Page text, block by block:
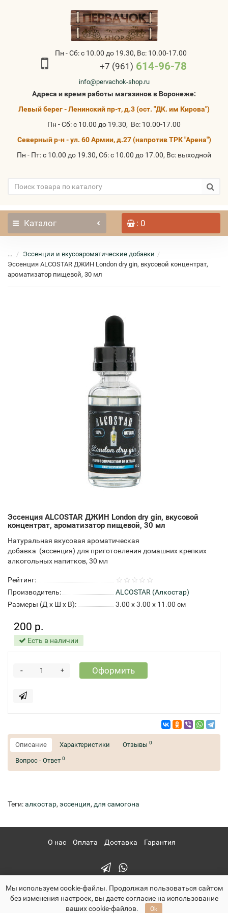
Пн - Сб: с 10.00 до 19.30, Вс: 10.00-17.00
+7 (961) 614-96-78
info@pervachok-shop.ru
Адреса и время работы магазинов в Воронеже:
Левый берег - Ленинский пр-т, д.3 (ост. "ДК. им Кирова")
Пн - Сб: с 10.00 до 19.30, Вс: 10.00-17.00
Северный р-н - ул. 60 Армии, д.27 (напротив ТРК "Арена")
Пн - Пт: с 10.00 до 19.30, Сб: с 10.00 до 17.00, Вс: выходной
Каталог : 0
...
Эссенции и вкусоароматические добавки
Эссенция ALCOSTAR ДЖИН London dry gin, вкусовой концентрат,
ароматизатор пищевой, 30 мл
Эссенция ALCOSTAR ДЖИН London dry gin, вкусовой
концентрат, ароматизатор пищевой, 30 мл
Натуральная вкусовая ароматическая
добавка (эссенция) для приготовления домашних крепких
алкогольных напитков, 30 мл
Рейтинг:
Производитель:
ALCOSTAR (Алкостар)
Размеры (Д x Ш x В):
3.00 x 3.00 x 11.00 см
200 р.
Есть в наличии
+
- Оформить
Описание Характеристики Отзывы 0
Вопрос - Ответ 0
Теги:алкостар, эссенция, для самогона
О нас Оплата Доставка Гарантия
pervachok-shop.ru - Первачок Шоп © 2026
Мы используем cookie-файлы. Продолжая пользоваться сайтом
без изменения настроек, вы даете согласие на использование
ваших cookie-файлов.
Ok